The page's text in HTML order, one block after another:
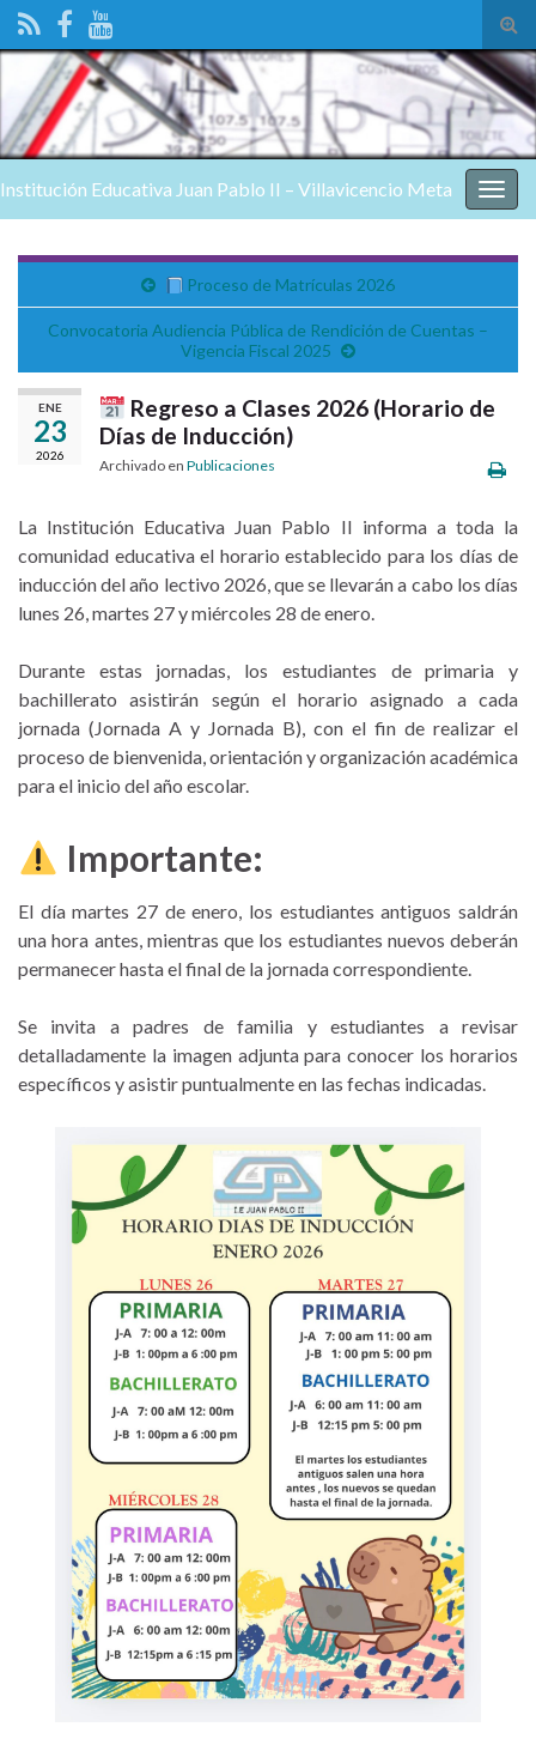
el
de
Institución Educativa Juan Pablo II – Villavicencio Meta
Proceso de Matrículas 2026
Convocatoria Audiencia Pública de Rendición de Cuentas –
Vigencia Fiscal 2025
ENE
23
2026
Regreso a Clases 2026 (Horario de
Días de Inducción)
Archivado en Publicaciones
La Institución Educativa Juan Pablo II informa a toda la
comunidad educativa el horario establecido para los días de
inducción del año lectivo 2026, que se llevarán a cabo los días
lunes 26, martes 27 y miércoles 28 de enero.
Durante estas jornadas, los estudiantes de primaria y
bachillerato asistirán según el horario asignado a cada
jornada (Jornada A y Jornada B), con el fin de realizar el
proceso de bienvenida, orientación y organización académica
para el inicio del año escolar.
Importante:
El día martes 27 de enero, los estudiantes antiguos saldrán
una hora antes, mientras que los estudiantes nuevos deberán
permanecer hasta el final de la jornada correspondiente.
Se invita a padres de familia y estudiantes a revisar
detalladamente la imagen adjunta para conocer los horarios
específicos y asistir puntualmente en las fechas indicadas.